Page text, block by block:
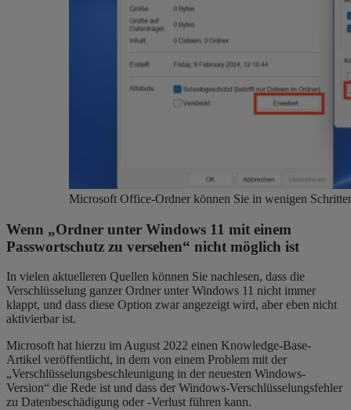
Microsoft ​Office-Ordner können Sie in wenigen
Wenn „Ordner unter Windows 11 mit einem
Passwortschutz zu versehen“ nicht möglich ist
In vielen aktuelleren Quellen können Sie nachlesen, dass die
Verschlüsselung ganzer Ordner unter Windows 11 nicht immer
klappt, und dass diese Option zwar angezeigt wird, aber eben nicht
aktivierbar ist.
Microsoft hat hierzu im August 2022 einen Knowledge-Base-
Artikel veröffentlicht, in dem von einem Problem mit der
„Verschlüsselungsbeschleunigung in der neuesten Windows-
Version“ die Rede ist und dass der Windows-Verschlüsselungsfehler
zu Datenbeschädigung oder -Verlust führen kann.